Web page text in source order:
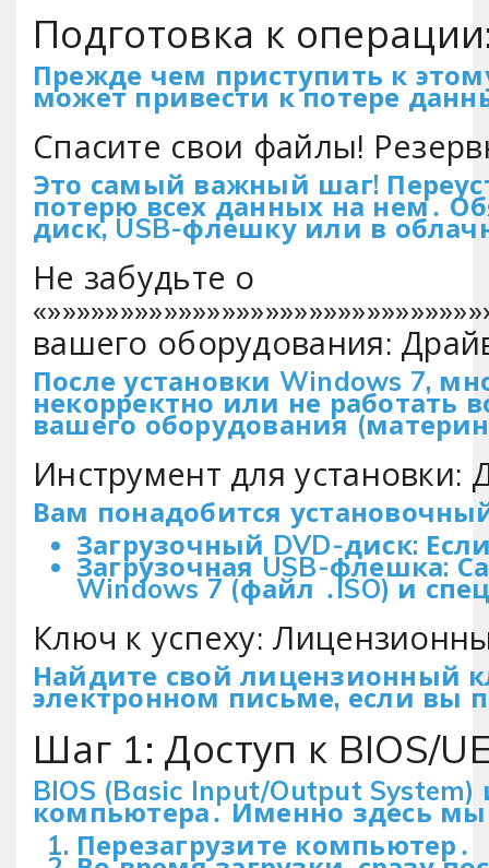
Подготовка к
Прежде чем приступить к
может привести к потере
Спасите свои файлы!
Это самый важный шаг!
потерю всех данных на нем․
диск, USB-флешку или в
Не забудьте о
вашего оборудования:
После установки Windows 7,
некорректно или не работать
вашего оборудования
Инструмент для
Вам понадобится
Загрузочный DVD-диск:
Загрузочная USB-флешка:
Windows 7 (файл ․ISO) и
Ключ к успеху:
Найдите свой лицензионный
электронном письме, если вы
Шаг 1: Доступ к BIOS/
BIOS (Basic Input/Output
компьютера․ Именно здесь мы
Перезагрузите компьютер․